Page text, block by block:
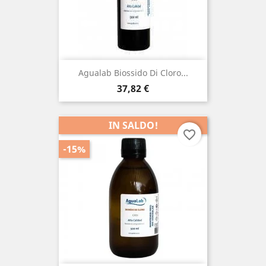
Agualab Biossido Di Cloro...
Prezzo
37,82 €
IN SALDO!
-15%
favorite_border